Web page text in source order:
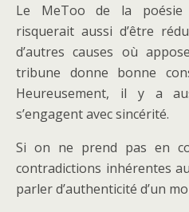
Le MeToo de la poésie
risquerait aussi d’être
d’autres causes où
tribune donne bonne
Heureusement, il y a
s’engagent avec sincérité.
Si on ne prend pas en
contradictions inhérentes
parler d’authenticité d’un